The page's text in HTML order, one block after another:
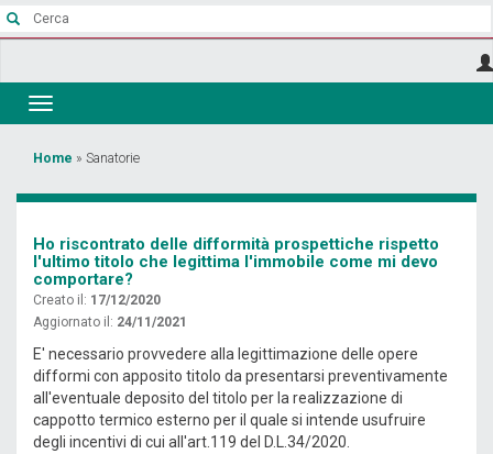
Salta
Toggle
navigation
Tu
sei
qui
Home » Sanatorie
Ho riscontrato delle difformità prospettiche rispetto
l'ultimo titolo che legittima l'immobile come mi devo
comportare?
Creato il: 17/12/2020
Aggiornato il: 24/11/2021
E' necessario provvedere alla legittimazione delle opere
difformi con apposito titolo da presentarsi preventivamente
all'eventuale deposito del titolo per la realizzazione di
cappotto termico esterno per il quale si intende usufruire
degli incentivi di cui all'art.119 del D.L.34/2020.